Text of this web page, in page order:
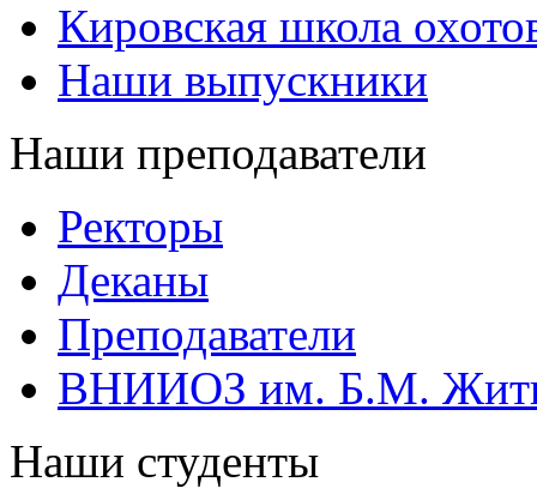
Кировская школа
Наши выпускники
Наши преподаватели
Ректоры
Деканы
Преподаватели
ВНИИОЗ им. Б.М.
Наши студенты